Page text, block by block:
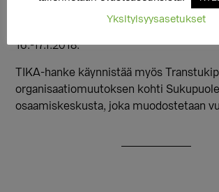
sosiaalityöntekijä Maarit Huuska 22.12.
16.-17.1.2018.
TIKA-hanke käynnistää myös
organisaatiomuutoksen kohti
osaamiskeskusta, joka muodostetaan
Yksityisyysasetukset